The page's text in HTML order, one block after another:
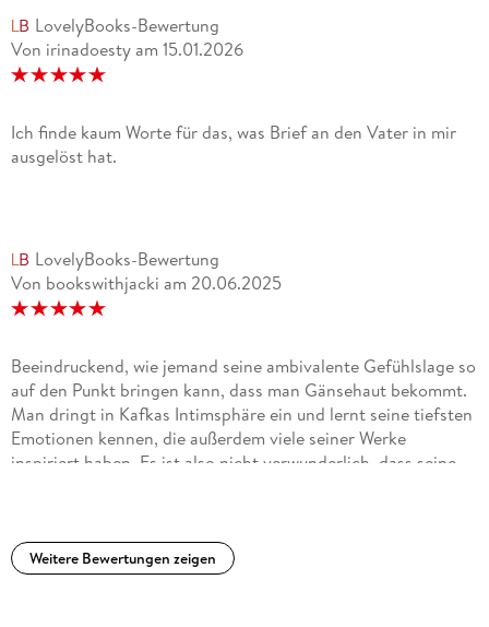
LovelyBooks-Bewertung
Von irinadoesty am 15.01.2026
Ich finde kaum Worte für das, was Brief an den Vater in mir
ausgelöst hat.
LovelyBooks-Bewertung
Von bookswithjacki am 20.06.2025
Beeindruckend, wie jemand seine ambivalente Gefühlslage so
auf den Punkt bringen kann, dass man Gänsehaut bekommt.
Man dringt in Kafkas Intimsphäre ein und lernt seine tiefsten
Emotionen kennen, die außerdem viele seiner Werke
inspiriert haben. Es ist also nicht verwunderlich, dass seine
Weitere Bewertungen zeigen